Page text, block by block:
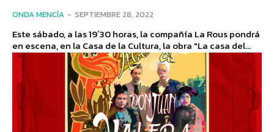
ONDA MENCÍA - SEPTIEMBRE 28, 2022
Este sábado, a las 19´30 horas, la compañía La Rous pondrá
en escena, en la Casa de la Cultura, la obra "La casa del...